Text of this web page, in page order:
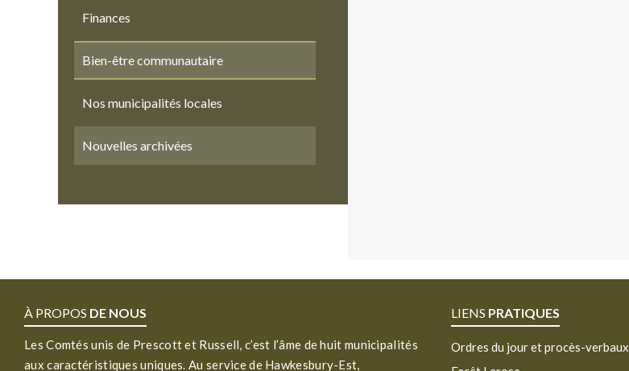
Finances
Bien-être communautaire
Nos municipalités locales
Nouvelles archivées
À PROPOS DE NOUS
Les Comtés unis de Prescott et Russell, c’est l’âme de huit municipalités
aux caractéristiques uniques. Au service de Hawkesbury-Est,
LIENS PRATIQUES
Ordres du jour et procès-verbaux